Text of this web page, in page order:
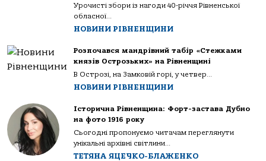
Урочисті збори із нагоди 40-річчя Рівненської
обласної...
НОВИНИ РІВНЕНЩИНИ
Розпочався мандрівний табір «Стежками
князів Острозьких» на Рівненщині
В Острозі, на Замковій горі, у четвер...
НОВИНИ РІВНЕНЩИНИ
Історична Рівненщина: Форт-застава Дубно
на фото 1916 року
Сьогодні пропонуємо читачам переглянути
унікальні архівні світлини...
ТЕТЯНА ЯЦЕЧКО-БЛАЖЕНКО